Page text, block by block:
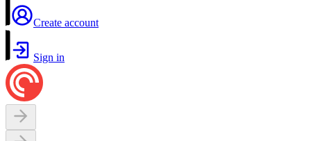
Create account
Sign in